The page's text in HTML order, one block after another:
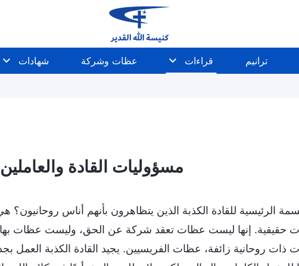
ترانيم قراءات عظات وشركة شهادات
مسؤوليات القادة والعاملين
الرئيسية للقادة الكذبة الذين يتظاهرون بأنهم أناس
حقيقية. إنها ليست عظات تعقد شركة عن الحق، وليست عظات بها
ذات روحانية زائفة، عظات الفريسيين. يجيد القادة الكذبة العمل